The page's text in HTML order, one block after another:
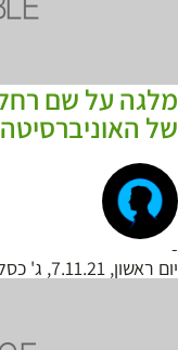
מלגה על שם רחל
של
-
יום ראשון, 7.11.21, ג' כסלו התשפ"ב